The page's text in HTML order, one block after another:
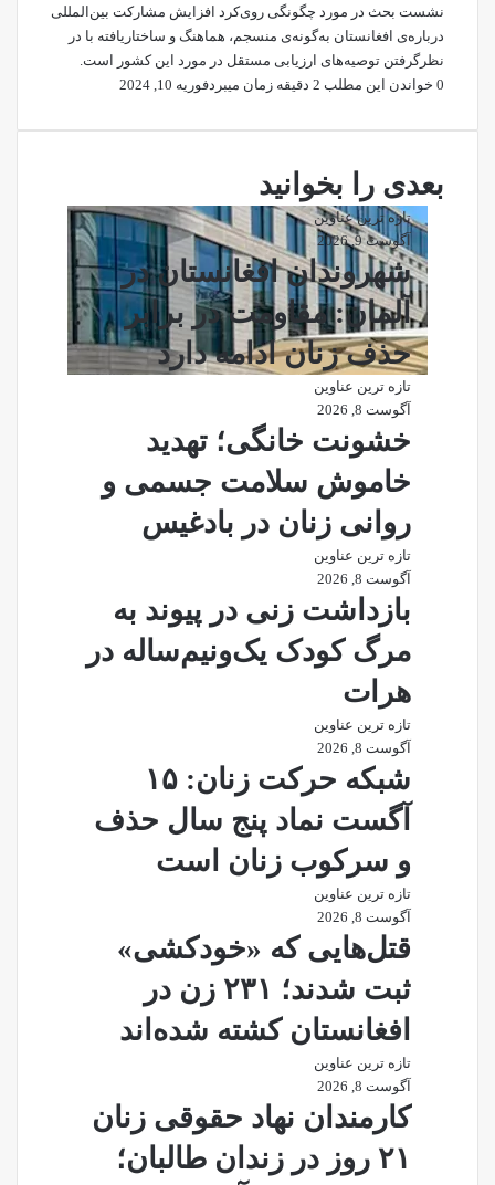
نشست بحث در مورد چگونگی روی‌کرد افزایش مشارکت بین‌المللی
درباره‌ی افغانستان به‌گونه‌ی منسجم، هماهنگ و ساختاریافته با در
نظرگرفتن توصیه‌های ارزیابی مستقل در مورد این کشور است.
فوریه 10, 2024
0 خواندن این مطلب 2 دقیقه زمان میبرد
بعدی را بخوانید
تازه ترین عناوین
آگوست 9, 2026
شهروندان افغانستان در
آلمان: مقاومت در برابر
حذف زنان ادامه دارد
تازه ترین عناوین
آگوست 8, 2026
خشونت خانگی؛ تهدید
خاموش سلامت جسمی و
روانی زنان در بادغیس
تازه ترین عناوین
آگوست 8, 2026
بازداشت زنی در پیوند به
مرگ کودک یک‌ونیم‌ساله در
هرات
تازه ترین عناوین
آگوست 8, 2026
شبکه حرکت زنان: ۱۵
آگست نماد پنج سال حذف
و سرکوب زنان است
تازه ترین عناوین
آگوست 8, 2026
قتل‌هایی که «خودکشی»
ثبت شدند؛ ۲۳۱ زن در
افغانستان کشته شده‌اند
تازه ترین عناوین
آگوست 8, 2026
کارمندان نهاد حقوقی زنان
۲۱ روز در زندان طالبان؛